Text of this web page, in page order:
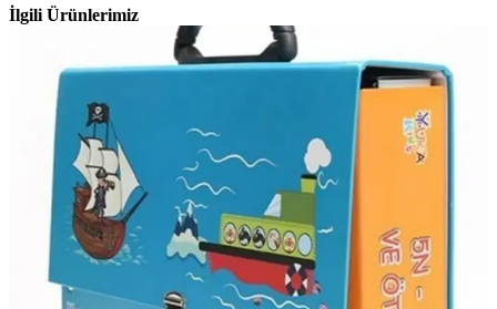
İlgili Ürünlerimiz